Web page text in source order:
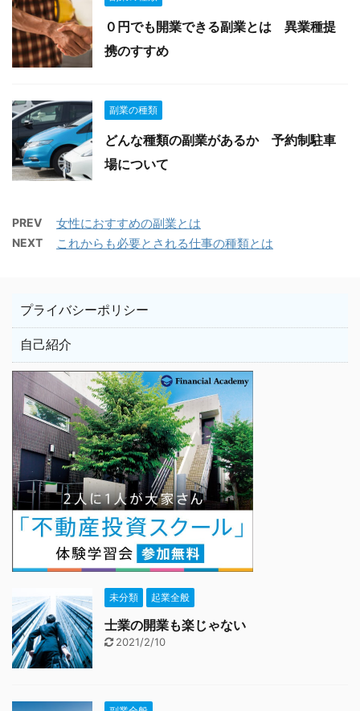
０円でも開業できる副業とは 異業種提
携のすすめ
副業の種類
どんな種類の副業があるか 予約制駐車
場について
PREV 女性におすすめの副業とは
NEXT これからも必要とされる仕事の種類とは
プライバシーポリシー
自己紹介
未分類 起業全般
士業の開業も楽じゃない
2021/2/10